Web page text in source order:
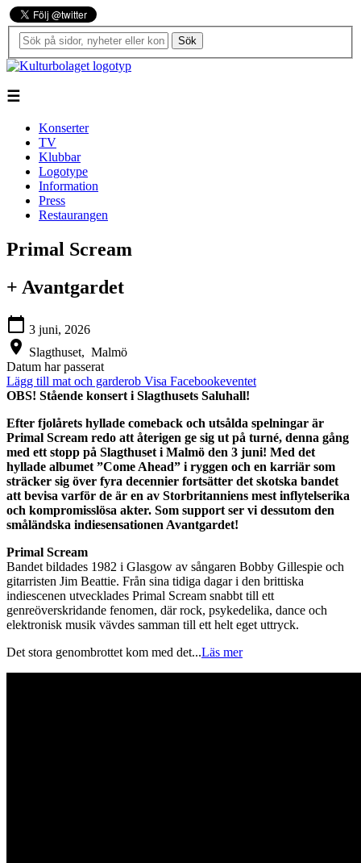
Sök
☰
Konserter
TV
Klubbar
Logotype
Information
Press
Restaurangen
Primal Scream
+ Avantgardet
calendar_today 3 juni, 2026
location_on Slagthuset, Malmö
Datum har passerat
Lägg till mat och garderob Visa Facebookeventet
OBS! Stående konsert i Slagthusets Saluhall!
Efter fjolårets hyllade comeback och utsålda spelningar är
Primal Scream redo att återigen ge sig ut på turné, denna gång
med ett stopp på Slagthuset i Malmö den 3 juni! Med det
hyllade albumet ”Come Ahead” i ryggen och en karriär som
sträcker sig över fyra decennier fortsätter det skotska bandet
att bevisa varför de är en av Storbritanniens mest inflytelserika
och kompromisslösa akter. Som support ser vi dessutom den
småländska indiesensationen Avantgardet!
Primal Scream
Bandet bildades 1982 i Glasgow av sångaren Bobby Gillespie och
gitarristen Jim Beattie. Från sina tidiga dagar i den brittiska
indiescenen utvecklades Primal Scream snabbt till ett
genreöverskridande fenomen, där rock, psykedelika, dance och
elektronisk musik vävdes samman till ett helt eget uttryck.
Det stora genombrottet kom med det...Läs mer